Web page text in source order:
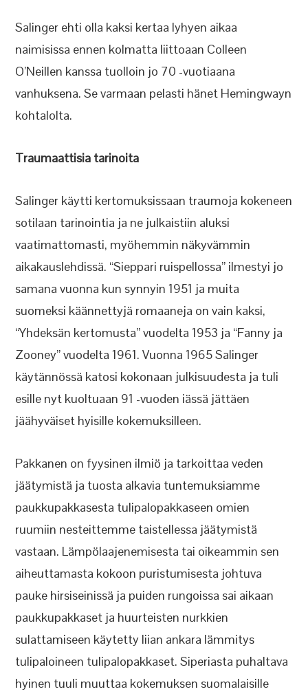
Salinger ehti olla kaksi kertaa lyhyen aikaa
naimisissa ennen kolmatta liittoaan Colleen
O’Neillen kanssa tuolloin jo 70 -vuotiaana
vanhuksena. Se varmaan pelasti hänet Hemingwayn
kohtalolta.
Traumaattisia tarinoita
Salinger käytti kertomuksissaan traumoja kokeneen
sotilaan tarinointia ja ne julkaistiin aluksi
vaatimattomasti, myöhemmin näkyvämmin
aikakauslehdissä. “Sieppari ruispellossa” ilmestyi jo
samana vuonna kun synnyin 1951 ja muita
suomeksi käännettyjä romaaneja on vain kaksi,
“Yhdeksän kertomusta” vuodelta 1953 ja “Fanny ja
Zooney” vuodelta 1961. Vuonna 1965 Salinger
käytännössä katosi kokonaan julkisuudesta ja tuli
esille nyt kuoltuaan 91 -vuoden iässä jättäen
jäähyväiset hyisille kokemuksilleen.
Pakkanen on fyysinen ilmiö ja tarkoittaa veden
jäätymistä ja tuosta alkavia tuntemuksiamme
paukkupakkasesta tulipalopakkaseen omien
ruumiin nesteittemme taistellessa jäätymistä
vastaan. Lämpölaajenemisesta tai oikeammin sen
aiheuttamasta kokoon puristumisesta johtuva
pauke hirsiseinissä ja puiden rungoissa sai aikaan
paukkupakkaset ja huurteisten nurkkien
sulattamiseen käytetty liian ankara lämmitys
tulipaloineen tulipalopakkaset. Siperiasta puhaltava
hyinen tuuli muuttaa kokemuksen suomalaisille